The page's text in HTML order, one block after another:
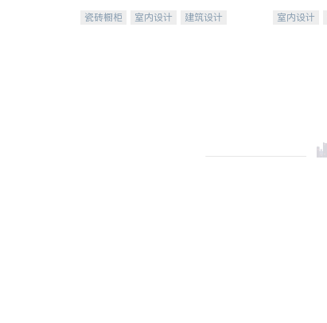
机。品质厨房，家的选择。
瓷砖橱柜 室内设计
建筑设计
室内设计